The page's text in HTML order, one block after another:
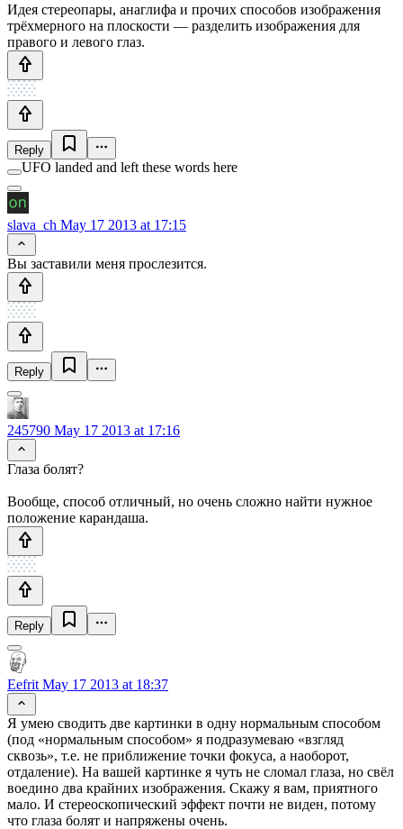
Идея стереопары, анаглифа и прочих способов изображения
трёхмерного на плоскости — разделить изображения для
правого и левого глаз.
Reply
UFO landed and left these words here
slava_ch May 17 2013 at 17:15
Вы заставили меня прослезится.
Reply
245790 May 17 2013 at 17:16
Глаза болят?
Вообще, способ отличный, но очень сложно найти нужное
положение карандаша.
Reply
Eefrit May 17 2013 at 18:37
Я умею сводить две картинки в одну нормальным способом
(под «нормальным способом» я подразумеваю «взгляд
сквозь», т.е. не приближение точки фокуса, а наоборот,
отдаление). На вашей картинке я чуть не сломал глаза, но свёл
воедино два крайних изображения. Скажу я вам, приятного
мало. И стереоскопический эффект почти не виден, потому
что глаза болят и напряжены очень.